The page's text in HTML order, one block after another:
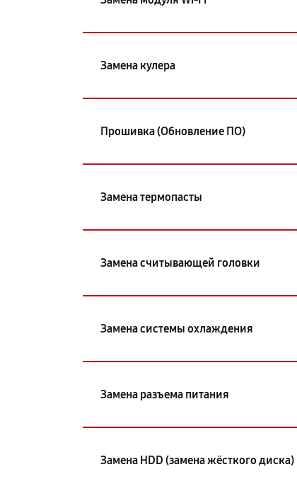
Замена кулера
Прошивка (Обновление ПО)
Замена термопасты
Замена считывающей головки
Замена системы охлаждения
Замена разъема питания
Замена HDD (замена жёсткого диска)